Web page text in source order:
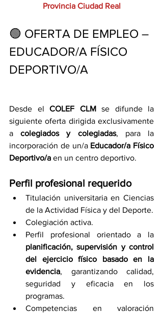
Provincia Ciudad Real
🟢 OFERTA DE EMPLEO –
EDUCADOR/A FÍSICO
DEPORTIVO/A
Desde el COLEF CLM se difunde la
siguiente oferta dirigida exclusivamente
a colegiados y colegiadas, para la
incorporación de un/a Educador/a Físico
Deportivo/a en un centro deportivo.
Perfil profesional requerido
Titulación universitaria en Ciencias
de la Actividad Física y del Deporte.
Colegiación activa.
planificación, supervisión y control
del ejercicio físico basado en la
evidencia, garantizando calidad,
seguridad y eficacia en los
programas.
Competencias en valoración